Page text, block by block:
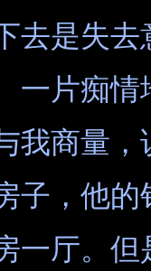
去是失去
一片痴情
我商量，
子，他的
一厅。但